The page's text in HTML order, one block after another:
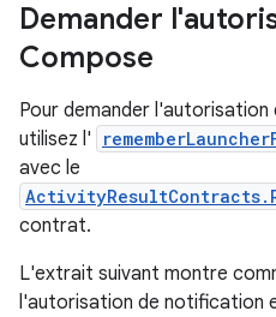
Demander
Compose
Pour demander
utilisez l'
avec le
contrat.
L'extrait suivant montre
l'autorisation de notification